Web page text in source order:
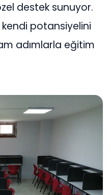
destek sunuyor.
potansiyelini
adımlarla eğitim